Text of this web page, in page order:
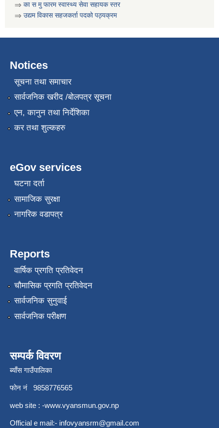
⇒ का स मु फारम स्वास्थ्य सेवा सहायक स्तर
⇒ उद्यम विकास सहजकर्ता पदको पठ्यक्रम
Notices
सूचना तथा समाचार
सार्वजनिक खरीद /बोलपत्र सूचना
एन, कानुन तथा निर्देशिका
कर तथा शुल्कहरु
eGov services
घटना दर्ता
सामाजिक सुरक्षा
नागरिक वडापत्र
Reports
वार्षिक प्रगति प्रतिवेदन
चौमासिक प्रगति प्रतिवेदन
सार्वजनिक सुनुवाई
सार्वजनिक परीक्षण
सम्पर्क विवरण
ब्याँस गाउँपालिका
फोन नं 9858776565
web site : -www.vyansmun.gov.np
Official e mail:- infovyansrm@gmail.com